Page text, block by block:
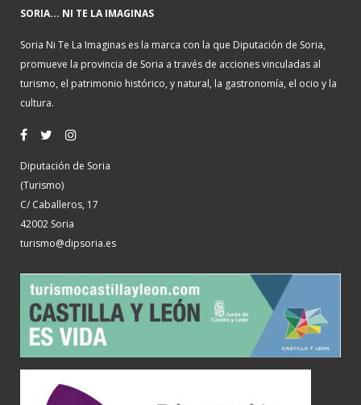
SORIA... NI TE LA IMAGINAS
Soria Ni Te La Imaginas es la marca con la que Diputación de Soria,
promueve la provincia de Soria a través de acciones vinculadas al
turismo, el patrimonio histórico, y natural, la gastronomía, el ocio y la
cultura.
Diputación de Soria
(Turismo)
C/ Caballeros, 17
42002 Soria
turismo@dipsoria.es